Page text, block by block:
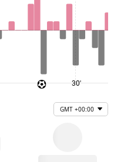
30'
GMT +00:00